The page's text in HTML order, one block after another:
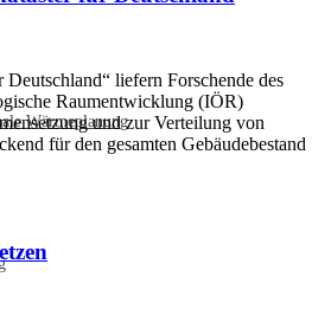
Wärmeplanung
liefern Forschende des
Raumentwicklung (IÖR)
und zur Verteilung von
für den gesamten Gebäudebestand